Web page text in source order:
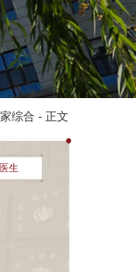
综合 -正文
生